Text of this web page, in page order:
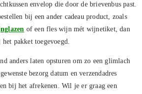
envelop die door de brievenbus past.
bij een ander cadeau product, zoals
of een fles wijn mét wijnetiket, dan
pakket toegevoegd.
anders laten opsturen om zo een glimlach
bezorg datum en verzendadres
bij het afrekenen. Wil je er graag een